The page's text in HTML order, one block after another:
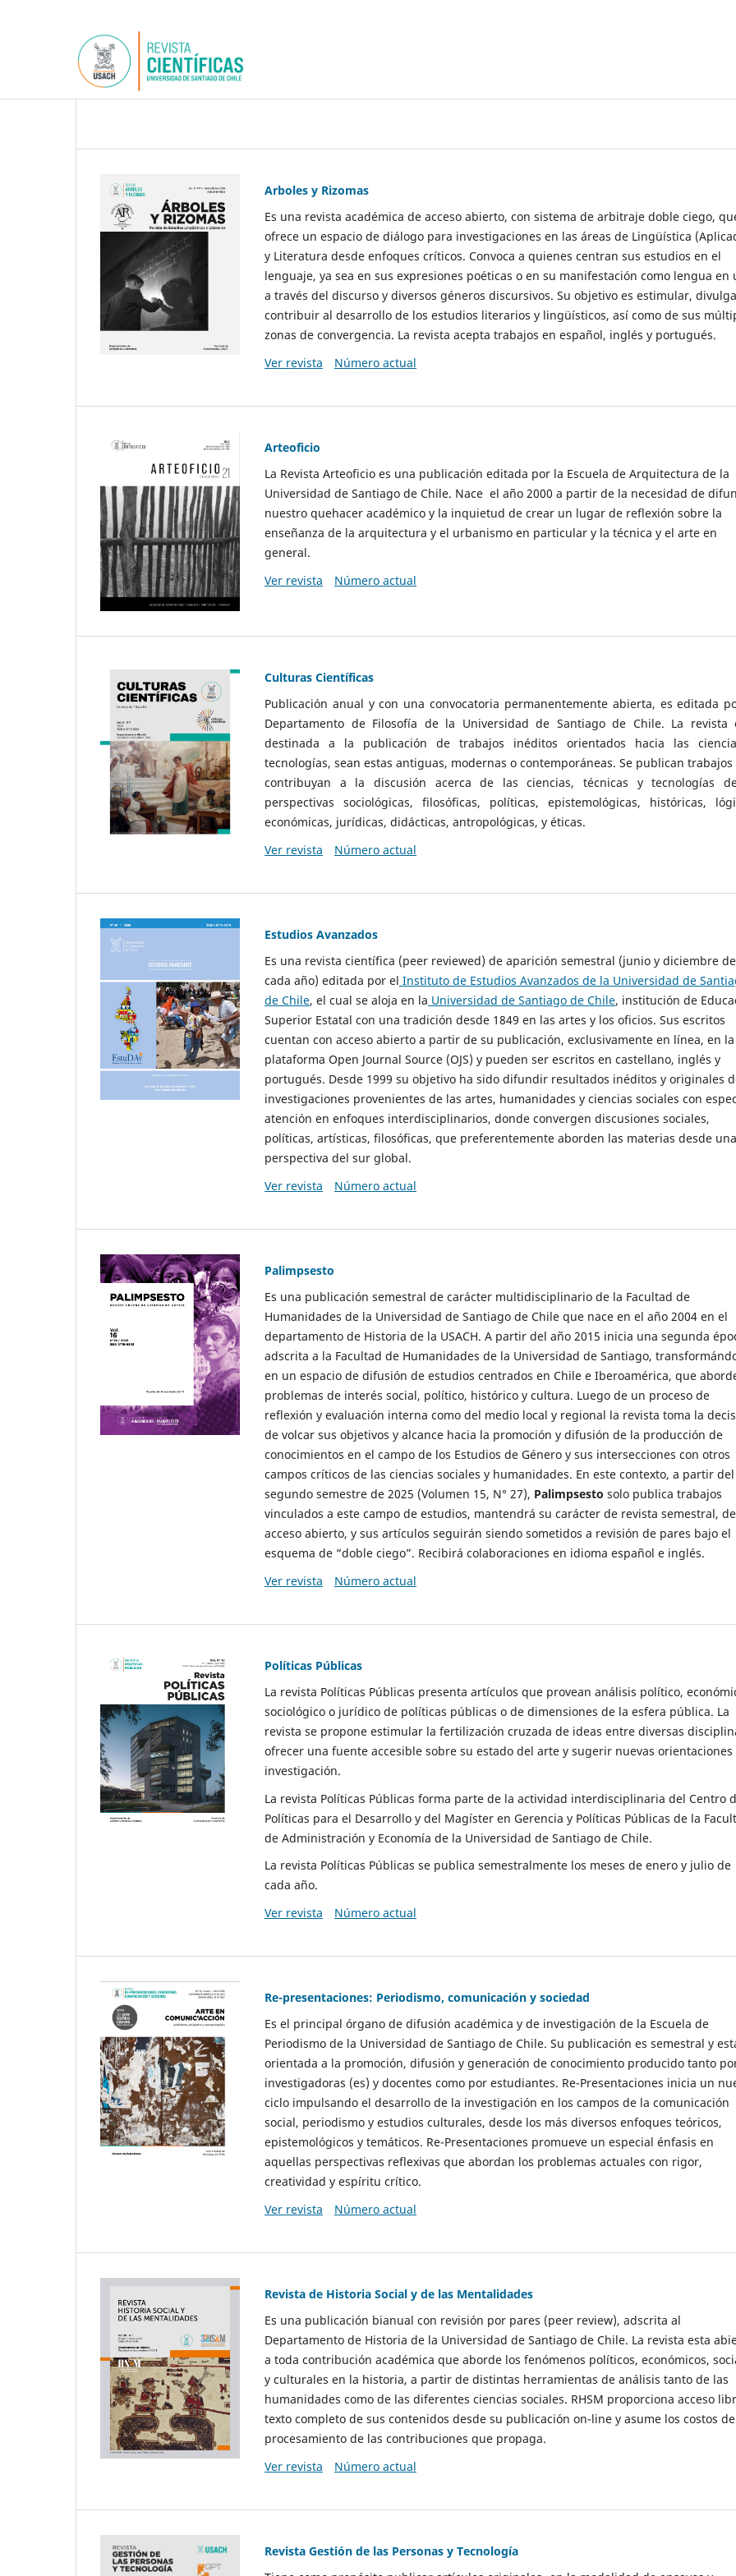
Arboles y Rizomas
Es una revista académica de acceso abierto, con sistema de arbitraje doble ciego,
ofrece un espacio de diálogo para investigaciones en las áreas de Lingüística
y Literatura desde enfoques críticos. Convoca a quienes centran sus estudios en el
lenguaje, ya sea en sus expresiones poéticas o en su manifestación como lengua en
a través del discurso y diversos géneros discursivos. Su objetivo es estimular,
contribuir al desarrollo de los estudios literarios y lingüísticos, así como de sus
zonas de convergencia. La revista acepta trabajos en español, inglés y portugués.
Ver revista
Número actual
Arteoficio
La Revista Arteoficio es una publicación editada por la Escuela de Arquitectura de la
Universidad de Santiago de Chile. Nace el año 2000 a partir de la necesidad de
nuestro quehacer académico y la inquietud de crear un lugar de reflexión sobre la
enseñanza de la arquitectura y el urbanismo en particular y la técnica y el arte en
general.
Ver revista
Número actual
Culturas Científicas
Publicación anual y con una convocatoria permanentemente abierta, es editada
Departamento de Filosofía de la Universidad de Santiago de Chile. La revista
destinada a la publicación de trabajos inéditos orientados hacia las
tecnologías, sean estas antiguas, modernas o contemporáneas. Se publican
contribuyan a la discusión acerca de las ciencias, técnicas y tecnologías
perspectivas sociológicas, filosóficas, políticas, epistemológicas, históricas,
económicas, jurídicas, didácticas, antropológicas, y éticas.
Ver revista
Número actual
Estudios Avanzados
Es una revista científica (peer reviewed) de aparición semestral (junio y diciembre de
cada año) editada por el Instituto de Estudios Avanzados de la Universidad de
de Chile, el cual se aloja en la Universidad de Santiago de Chile, institución de
Superior Estatal con una tradición desde 1849 en las artes y los oficios. Sus escritos
cuentan con acceso abierto a partir de su publicación, exclusivamente en línea, en la
plataforma Open Journal Source (OJS) y pueden ser escritos en castellano, inglés y
portugués. Desde 1999 su objetivo ha sido difundir resultados inéditos y originales
investigaciones provenientes de las artes, humanidades y ciencias sociales con
atención en enfoques interdisciplinarios, donde convergen discusiones sociales,
políticas, artísticas, filosóficas, que preferentemente aborden las materias desde una
perspectiva del sur global.
Ver revista
Número actual
Palimpsesto
Es una publicación semestral de carácter multidisciplinario de la Facultad de
Humanidades de la Universidad de Santiago de Chile que nace en el año 2004 en el
departamento de Historia de la USACH. A partir del año 2015 inicia una segunda
adscrita a la Facultad de Humanidades de la Universidad de Santiago,
en un espacio de difusión de estudios centrados en Chile e Iberoamérica, que
problemas de interés social, político, histórico y cultura. Luego de un proceso de
reflexión y evaluación interna como del medio local y regional la revista toma la
de volcar sus objetivos y alcance hacia la promoción y difusión de la producción de
conocimientos en el campo de los Estudios de Género y sus intersecciones con otros
campos críticos de las ciencias sociales y humanidades. En este contexto, a partir del
segundo semestre de 2025 (Volumen 15, N° 27), Palimpsesto solo publica trabajos
vinculados a este campo de estudios, mantendrá su carácter de revista semestral, de
acceso abierto, y sus artículos seguirán siendo sometidos a revisión de pares bajo el
esquema de “doble ciego”. Recibirá colaboraciones en idioma español e inglés.
Ver revista
Número actual
Políticas Públicas
La revista Políticas Públicas presenta artículos que provean análisis político,
sociológico o jurídico de políticas públicas o de dimensiones de la esfera pública. La
revista se propone estimular la fertilización cruzada de ideas entre diversas
ofrecer una fuente accesible sobre su estado del arte y sugerir nuevas orientaciones
investigación.
La revista Políticas Públicas forma parte de la actividad interdisciplinaria del Centro
Políticas para el Desarrollo y del Magíster en Gerencia y Políticas Públicas de la
de Administración y Economía de la Universidad de Santiago de Chile.
La revista Políticas Públicas se publica semestralmente los meses de enero y julio de
cada año.
Ver revista
Número actual
Re-presentaciones: Periodismo, comunicación y sociedad
Es el principal órgano de difusión académica y de investigación de la Escuela de
Periodismo de la Universidad de Santiago de Chile. Su publicación es semestral y
orientada a la promoción, difusión y generación de conocimiento producido tanto
investigadoras (es) y docentes como por estudiantes. Re-Presentaciones inicia un
ciclo impulsando el desarrollo de la investigación en los campos de la comunicación
social, periodismo y estudios culturales, desde los más diversos enfoques teóricos,
epistemológicos y temáticos. Re-Presentaciones promueve un especial énfasis en
aquellas perspectivas reflexivas que abordan los problemas actuales con rigor,
creatividad y espíritu crítico.
Ver revista
Número actual
Revista de Historia Social y de las Mentalidades
Es una publicación bianual con revisión por pares (peer review), adscrita al
Departamento de Historia de la Universidad de Santiago de Chile. La revista esta
a toda contribución académica que aborde los fenómenos políticos, económicos,
y culturales en la historia, a partir de distintas herramientas de análisis tanto de las
humanidades como de las diferentes ciencias sociales. RHSM proporciona acceso
texto completo de sus contenidos desde su publicación on-line y asume los costos de
procesamiento de las contribuciones que propaga.
Ver revista
Número actual
Revista Gestión de las Personas y Tecnología